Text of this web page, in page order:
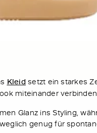
Kleidsetzt ein starkes
miteinander
Glanz ins Styling,
genug für